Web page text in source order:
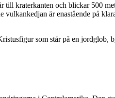
kraterkanten och blickar 500
är enastående på
som står på en jordglob,